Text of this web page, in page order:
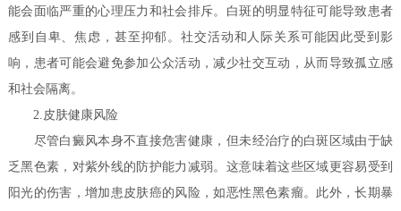
能会面临严重的心理压力和社会排斥。白斑的明显特征可能导致患者
感到自卑、焦虑，甚至抑郁。社交活动和人际关系可能因此受到影
响，患者可能会避免参加公众活动，减少社交互动，从而导致孤立感
和社会隔离。
2.皮肤健康风险
尽管白癜风本身不直接危害健康，但未经治疗的白斑区域由于缺
乏黑色素，对紫外线的防护能力减弱。这意味着这些区域更容易受到
阳光的伤害，增加患皮肤癌的风险，如恶性黑色素瘤。此外，长期暴